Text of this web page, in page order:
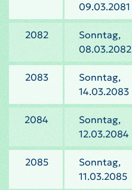
09.03.2081
2082
Sonntag,
08.03.2082
2083
Sonntag,
14.03.2083
2084
Sonntag,
12.03.2084
2085
Sonntag,
11.03.2085